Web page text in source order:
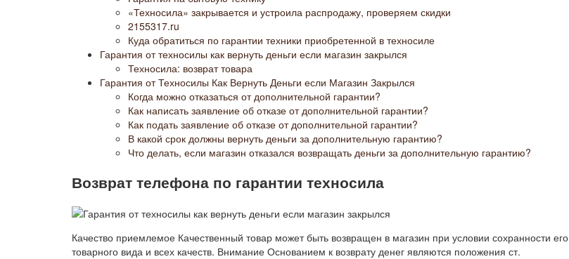
«Техносила» закрывается и устроила распродажу, проверяем скидки
2155317.ru
Куда обратиться по гарантии техники приобретенной в техносиле
Гарантия от техносилы как вернуть деньги если магазин закрылся
Техносила: возврат товара
Гарантия от Техносилы Как Вернуть Деньги если Магазин Закрылся
Когда можно отказаться от дополнительной гарантии?
Как написать заявление об отказе от дополнительной гарантии?
Как подать заявление об отказе от дополнительной гарантии?
В какой срок должны вернуть деньги за дополнительную гарантию?
Что делать, если магазин отказался возвращать деньги за дополнительную гарантию?
Возврат телефона по гарантии техносила
Качество приемлемое Качественный товар может быть возвращен в магазин при условии сохранности его
товарного вида и всех качеств. Внимание Основанием к возврату денег являются положения ст.